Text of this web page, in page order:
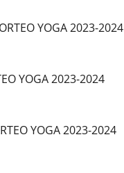
YOGA 2023-2024
YOGA 2023-2024
YOGA 2023-2024